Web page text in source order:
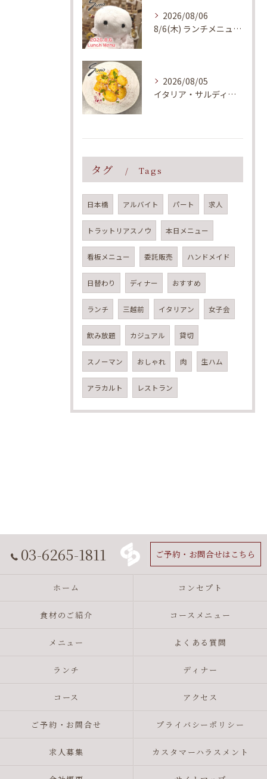
2026/08/06
8/6(木) ランチメニューのご案内
2026/08/05
イタリア・サルディーニャ島で親しまれている郷土料理をイメージ...
タグ Tags
日本橋 アルバイト パート 求人
トラットリアスノウ 本日メニュー
看板メニュー 委託販売 ハンドメイド
日替わり ディナー おすすめ
ランチ 三越前 イタリアン 女子会
飲み放題 カジュアル 貸切
スノーマン おしゃれ 肉 生ハム
アラカルト レストラン
03-6265-1811 ご予約・お問合せはこちら
ホーム コンセプト
食材のご紹介 コースメニュー
メニュー よくある質問
ランチ ディナー
コース アクセス
ご予約・お問合せ プライバシーポリシー
求人募集 カスタマーハラスメント